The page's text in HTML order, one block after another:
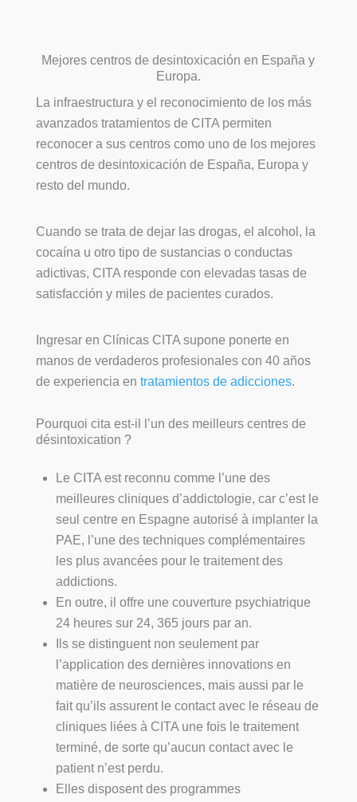
Mejores centros de desintoxicación en España y
Europa.
La infraestructura y el reconocimiento de los más
avanzados tratamientos de CITA permiten
reconocer a sus centros como uno de los mejores
centros de desintoxicación de España, Europa y
resto del mundo.
Cuando se trata de dejar las drogas, el alcohol, la
cocaína u otro tipo de sustancias o conductas
adictivas, CITA responde con elevadas tasas de
satisfacción y miles de pacientes curados.
Ingresar en Clínicas CITA supone ponerte en
manos de verdaderos profesionales con 40 años
de experiencia en tratamientos de adicciones.
Pourquoi cita est-il l’un des meilleurs centres de
désintoxication ?
Le CITA est reconnu comme l’une des
meilleures cliniques d’addictologie, car c’est le
seul centre en Espagne autorisé à implanter la
PAE, l’une des techniques complémentaires
les plus avancées pour le traitement des
addictions.
En outre, il offre une couverture psychiatrique
24 heures sur 24, 365 jours par an.
Ils se distinguent non seulement par
l’application des dernières innovations en
matière de neurosciences, mais aussi par le
fait qu’ils assurent le contact avec le réseau de
cliniques liées à CITA une fois le traitement
terminé, de sorte qu’aucun contact avec le
patient n’est perdu.
Elles disposent des programmes